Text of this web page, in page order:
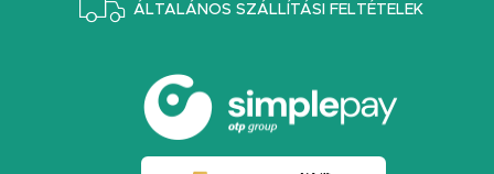
ÁLTALÁNOS SZÁLLÍTÁSI FELTÉTELEK